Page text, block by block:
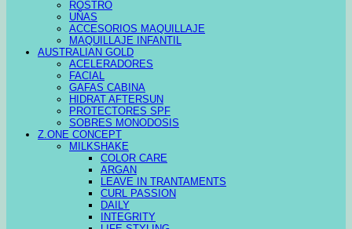
ROSTRO
UÑAS
ACCESORIOS MAQUILLAJE
MAQUILLAJE INFANTIL
AUSTRALIAN GOLD
ACELERADORES
FACIAL
GAFAS CABINA
HIDRAT AFTERSUN
PROTECTORES SPF
SOBRES MONODOSIS
Z.ONE CONCEPT
MILKSHAKE
COLOR CARE
ARGAN
LEAVE IN TRANTAMENTS
CURL PASSION
DAILY
INTEGRITY